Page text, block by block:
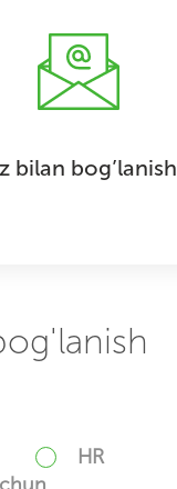
bilan bog’lanish
HR